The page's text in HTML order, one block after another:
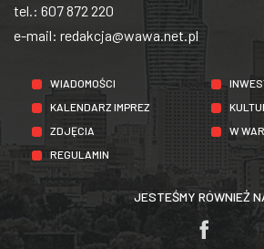
tel.: 607 872 220
e-mail: redakcja@wawa.net.pl
WIADOMOŚCI
KALENDARZ IMPREZ
ZDJĘCIA
W
REGULAMIN
JESTEŚMY RÓWNIEŻ